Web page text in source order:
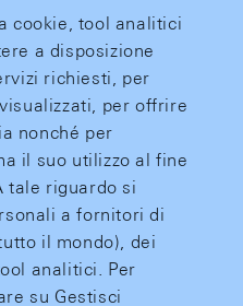
cookie, tool analitici
a disposizione
richiesti, per
per offrire
nonché per
il suo utilizzo al fine
tale riguardo si
a fornitori di
il mondo), dei
analitici. Per
su Gestisci